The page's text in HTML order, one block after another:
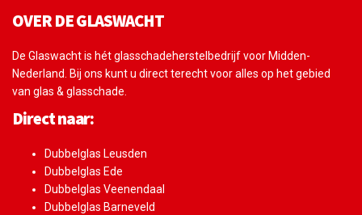
OVER DE GLASWACHT
De Glaswacht is hét glasschadeherstelbedrijf voor Midden-
Nederland. Bij ons kunt u direct terecht voor alles op het gebied
van glas & glasschade.
Direct naar:
Dubbelglas Leusden
Dubbelglas Ede
Dubbelglas Veenendaal
Dubbelglas Barneveld